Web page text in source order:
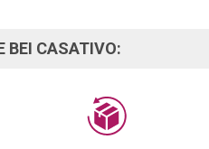
BEI CASATIVO: